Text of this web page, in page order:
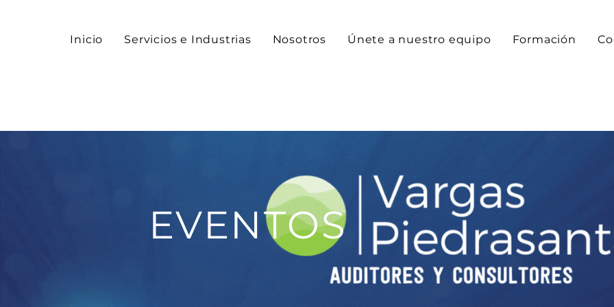
Inicio Servicios e Industrias Nosotros Únete a nuestro equipo Formación
EVENTOS